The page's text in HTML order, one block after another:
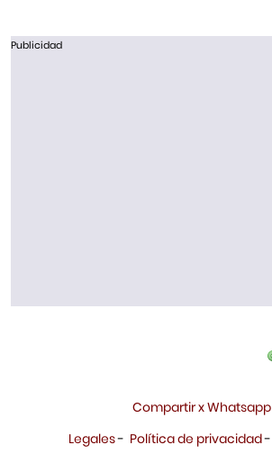
Publicidad
Compartir x Whatsapp
Legales- Política de privacidad-